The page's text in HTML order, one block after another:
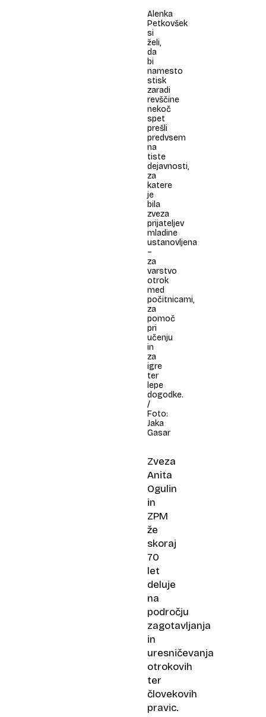
Alenka
Petkovšek
si
želi,
da
bi
namesto
stisk
zaradi
revščine
nekoč
spet
prešli
predvsem
na
tiste
dejavnosti,
za
katere
je
bila
zveza
prijateljev
mladine
ustanovljena
–
za
varstvo
otrok
med
počitnicami,
za
pomoč
pri
učenju
in
za
igre
ter
lepe
dogodke.
/
Foto:
Jaka
Gasar
Zveza
Anita
Ogulin
in
ZPM
že
skoraj
70
let
deluje
na
področju
zagotavljanja
in
uresničevanja
otrokovih
ter
človekovih
pravic.